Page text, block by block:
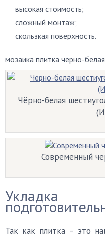
высокая стоимость;
сложный монтаж;
скользкая поверхность.
мозаика плитка черно-белая
Чёрно-белая
Современный
Так как плитка – это